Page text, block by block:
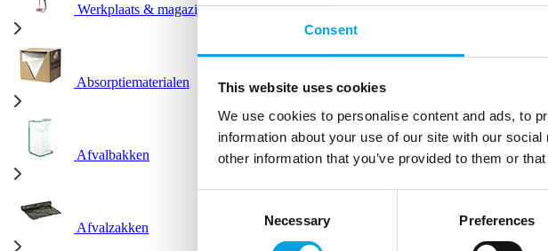
Consent
This website uses cookies
We use cookies to personalise content and ads, to
information about your use of our site with our
other information that you’ve provided to them or
Necessary Preferences
Werkplaats & magazijn
Absorptiematerialen
Afvalbakken
Afvalzakken